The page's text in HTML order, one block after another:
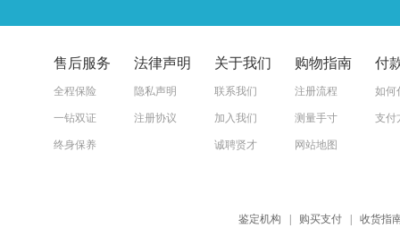
售后服务
全程保险
一钻双证
终身保养
法律声明
隐私声明
注册协议
关于我们
联系我们
加入我们
诚聘贤才
购物指南
注册流程
测量手寸
网站地图
付
如何
支付
鉴定机构 购买支付 收货指